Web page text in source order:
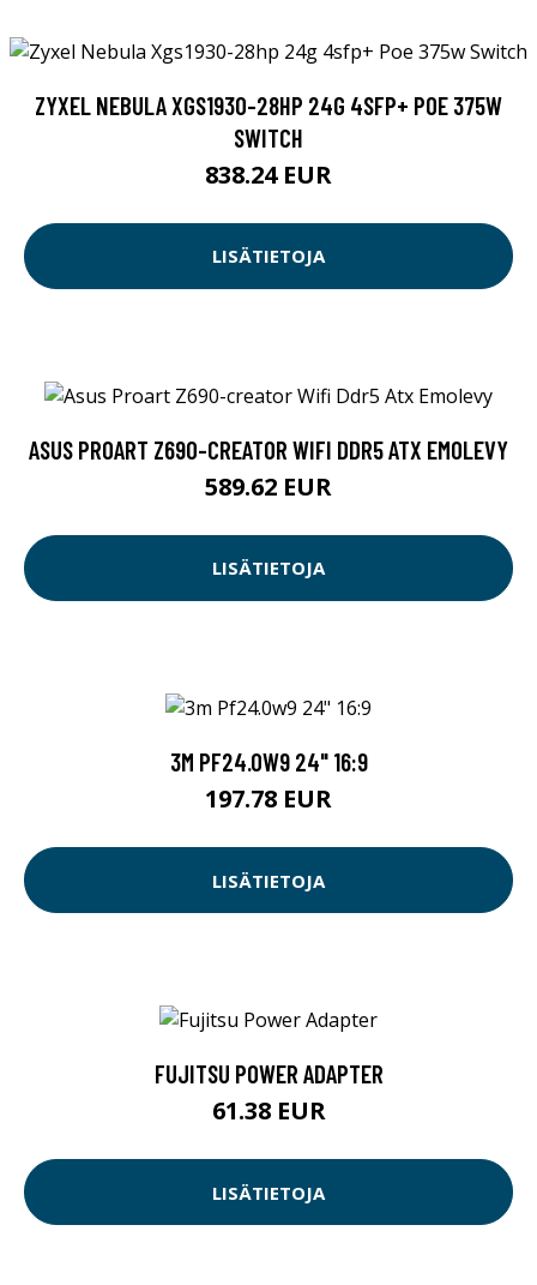
ZYXEL NEBULA XGS1930-28HP 24G 4SFP+ POE 375W
SWITCH
838.24 EUR
LISÄTIETOJA
ASUS PROART Z690-CREATOR WIFI DDR5 ATX EMOLEVY
589.62 EUR
LISÄTIETOJA
3M PF24.0W9 24" 16:9
197.78 EUR
LISÄTIETOJA
FUJITSU POWER ADAPTER
61.38 EUR
LISÄTIETOJA